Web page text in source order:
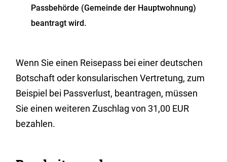
Passbehörde (Gemeinde der Hauptwohnung)
beantragt wird.
Wenn Sie einen Reisepass bei einer deutschen
Botschaft oder konsularischen Vertretung, zum
Beispiel bei Passverlust, beantragen, müssen
Sie einen weiteren Zuschlag von 31,00 EUR
bezahlen.